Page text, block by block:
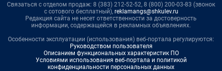
Связаться с отделом продаж: 8 (383) 212-52-52, 8 (800) 200-03-83 (звонок
с сотового бесплатный), reklamangs@shkulev.ru
Редакция сайта не несет ответственности за достоверность
информации, содержащейся в рекламных объявлениях.
Особенности эксплуатации (использования) веб-портала регулируются:
Руководством пользователя
Описанием функциональных характеристик ПО
Условиями использования веб-портала и политикой
конфиденциальности персональных данных